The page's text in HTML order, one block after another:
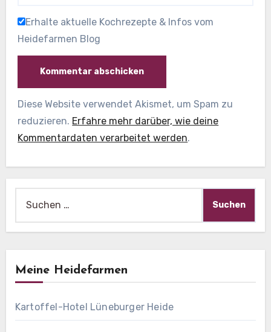
Erhalte aktuelle Kochrezepte & Infos vom
Heidefarmen Blog
Diese Website verwendet Akismet, um Spam zu
reduzieren. Erfahre mehr darüber, wie deine
Kommentardaten verarbeitet werden.
nach:
Meine Heidefarmen
Kartoffel-Hotel Lüneburger Heide